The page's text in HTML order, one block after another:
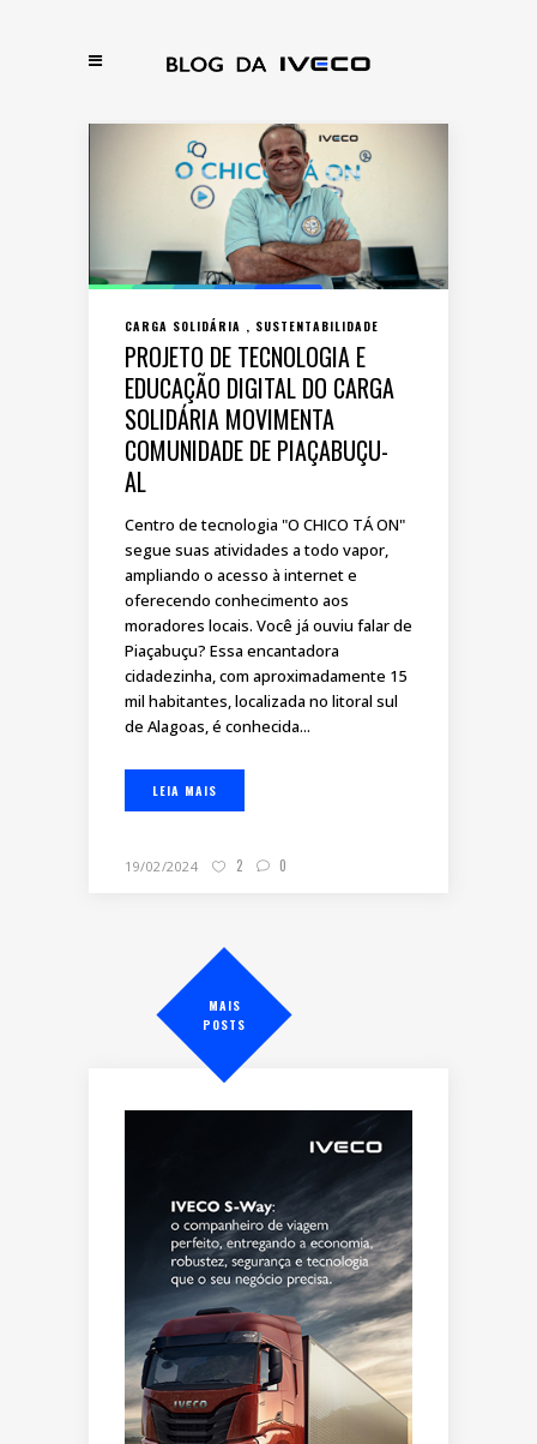
CARGA SOLIDÁRIA SUSTENTABILIDADE
PROJETO DE TECNOLOGIA E
EDUCAÇÃO DIGITAL DO CARGA
SOLIDÁRIA MOVIMENTA
COMUNIDADE DE PIAÇABUÇU-
AL
Centro de tecnologia "O CHICO TÁ ON"
segue suas atividades a todo vapor,
ampliando o acesso à internet e
oferecendo conhecimento aos
moradores locais. Você já ouviu falar de
Piaçabuçu? Essa encantadora
cidadezinha, com aproximadamente 15
mil habitantes, localizada no litoral sul
de Alagoas, é conhecida...
LEIA MAIS
19/02/2024 2 0
MAIS
POSTS